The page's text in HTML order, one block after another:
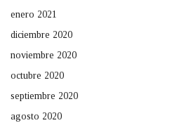
enero 2021
diciembre 2020
noviembre 2020
octubre 2020
septiembre 2020
agosto 2020